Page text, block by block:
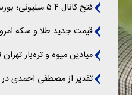
فتح کانال ۵.۴ میلیونی؛ بورس از سد مقاومت کلیدی عبور کرد
قیمت جدید طلا و سکه امروز ۱۵ مردادماه
میادین میوه و تره‌بار
تقدیر از مصطفی احمدی در